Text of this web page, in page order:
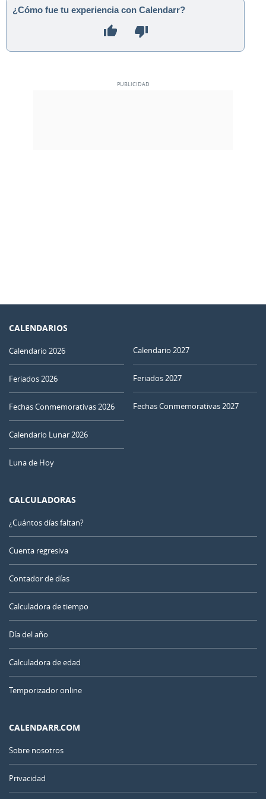
¿Cómo fue tu experiencia con Calendarr?
CALENDARIOS
Calendario 2026
Feriados 2026
Fechas Conmemorativas 2026
Calendario Lunar 2026
Luna de Hoy
Calendario 2027
Feriados 2027
Fechas Conmemorativas 2027
CALCULADORAS
¿Cuántos días faltan?
Cuenta regresiva
Contador de días
Calculadora de tiempo
Día del año
Calculadora de edad
Temporizador online
CALENDARR.COM
Sobre nosotros
Privacidad